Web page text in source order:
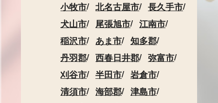
小牧市
北名古屋市
長久手市
犬山市
尾張旭市
江南市
稲沢市
あま市
知多郡
丹羽郡
西春日井郡
弥富市
刈谷市
半田市
岩倉市
清須市
海部郡
津島市